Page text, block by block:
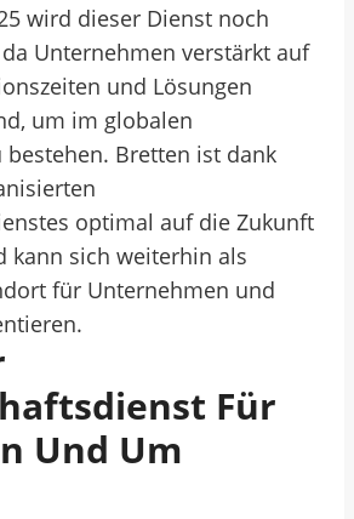
wird dieser Dienst noch
Unternehmen verstärkt auf
und Lösungen
um im globalen
bestehen. Bretten ist dank
optimal auf die Zukunft
kann sich weiterhin als
für Unternehmen und
Für
Und Um